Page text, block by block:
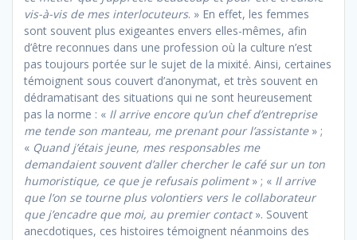
vis-à-vis de mes interlocuteurs. » En effet, les femmes
sont souvent plus exigeantes envers elles-mêmes, afin
d’être reconnues dans une profession où la culture n’est
pas toujours portée sur le sujet de la mixité. Ainsi, certaines
témoignent sous couvert d’anonymat, et très souvent en
dédramatisant des situations qui ne sont heureusement
pas la norme : « Il arrive encore qu’un chef d’entreprise
me tende son manteau, me prenant pour l’assistante» ;
« Quand j’étais jeune, mes responsables me
demandaient souvent d’aller chercher le café sur un ton
humoristique, ce que je refusais poliment» ; « Il arrive
que l’on se tourne plus volontiers vers le collaborateur
que j’encadre que moi, au premier contact». Souvent
anecdotiques, ces histoires témoignent néanmoins des